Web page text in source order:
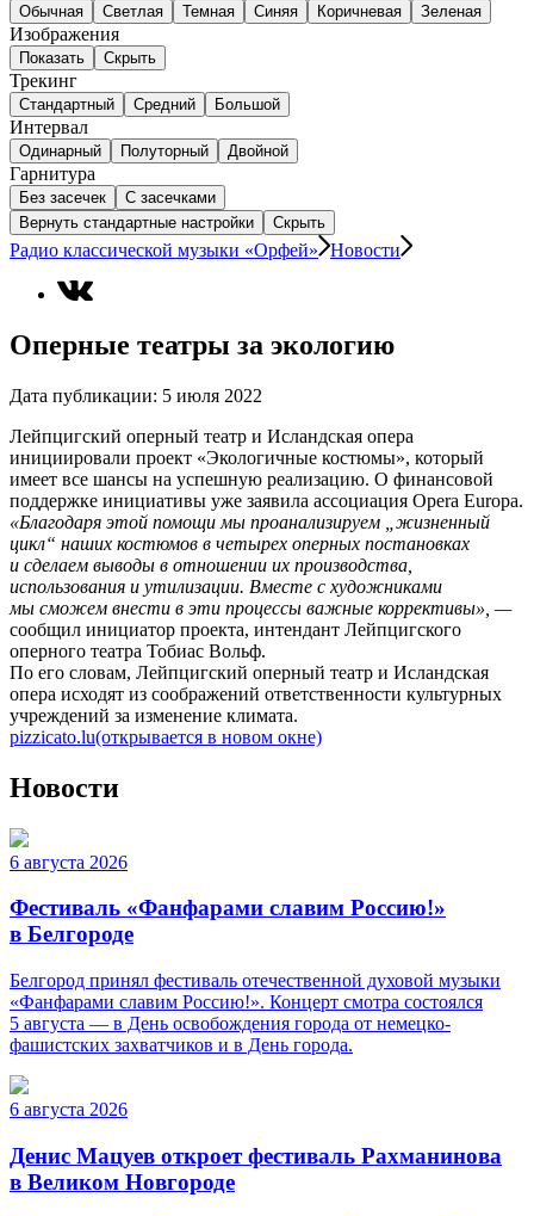
Обычная Светлая Темная Синяя Коричневая Зеленая
Изображения
Показать Скрыть
Трекинг
Стандартный Средний Большой
Интервал
Одинарный Полуторный Двойной
Гарнитура
Без засечек
С засечками
Вернуть стандартные настройки
Скрыть
Радио классической музыки «Орфей» Новости
Оперные театры за экологию
Дата публикации: 5 июля 2022
Лейпцигский оперный театр и Исландская опера
инициировали проект «Экологичные костюмы», который
имеет все шансы на успешную реализацию. О финансовой
поддержке инициативы уже заявила ассоциация Opera Europa.
«Благодаря этой помощи мы проанализируем „жизненный
цикл“ наших костюмов в четырех оперных постановках
и сделаем выводы в отношении их производства,
использования и утилизации. Вместе с художниками
мы сможем внести в эти процессы важные коррективы», —
сообщил инициатор проекта, интендант Лейпцигского
оперного театра Тобиас Вольф.
По его словам, Лейпцигский оперный театр и Исландская
опера исходят из соображений ответственности культурных
учреждений за изменение климата.
pizzicato.lu(открывается в новом окне)
Новости
6 августа 2026
Фестиваль «Фанфарами славим Россию!»
в Белгороде
Белгород принял фестиваль отечественной духовой музыки
«Фанфарами славим Россию!». Концерт смотра состоялся
5 августа — в День освобождения города от немецко-
фашистских захватчиков и в День города.
6 августа 2026
Денис Мацуев откроет фестиваль Рахманинова
в Великом Новгороде